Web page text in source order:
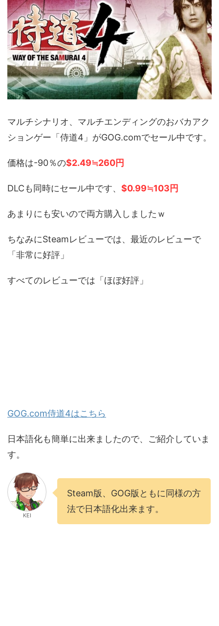
マルチシナリオ、マルチエンディングのおバカアク
ションゲー「侍道4」がGOG.comでセール中です。
価格は-90％の$2.49≒260円
DLCも同時にセール中です、 $0.99≒103円
あまりにも安いので両方購入しましたｗ
ちなみにSteamレビューでは、最近のレビューで
「非常に好評」
すべてのレビューでは「ほぼ好評」
GOG.com侍道4はこちら
日本語化も簡単に出来ましたので、ご紹介していま
す。
KEI
Steam版、GOG版ともに同様の方
法で日本語化出来ます。